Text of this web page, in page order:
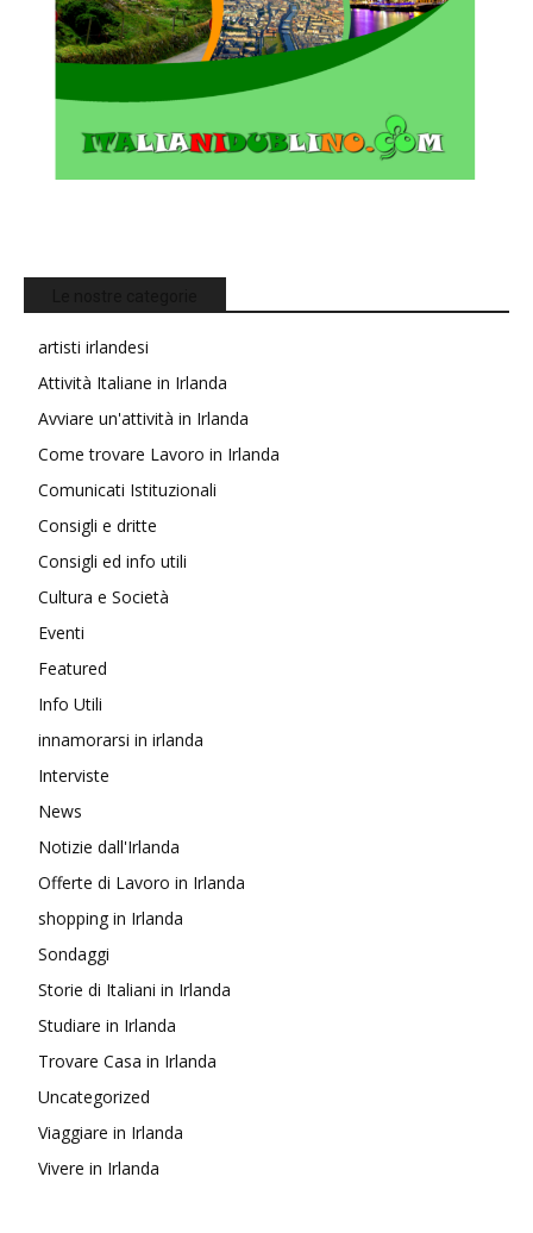
artisti irlandesi
Attività Italiane in Irlanda
Avviare un'attività in Irlanda
Come trovare Lavoro in Irlanda
Comunicati Istituzionali
Consigli e dritte
Consigli ed info utili
Cultura e Società
Eventi
Featured
Info Utili
innamorarsi in irlanda
Interviste
News
Notizie dall'Irlanda
Offerte di Lavoro in Irlanda
shopping in Irlanda
Sondaggi
Storie di Italiani in Irlanda
Studiare in Irlanda
Trovare Casa in Irlanda
Uncategorized
Viaggiare in Irlanda
Vivere in Irlanda